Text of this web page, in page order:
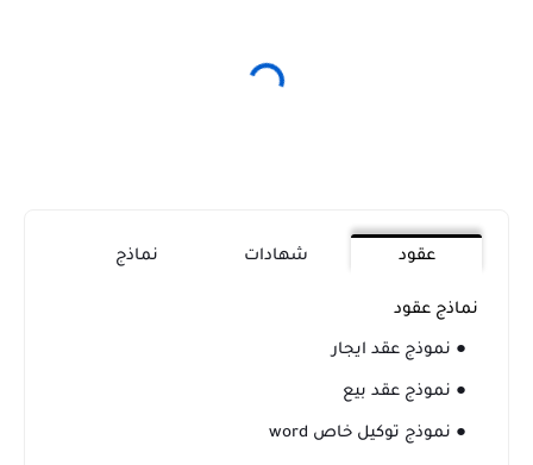
عقود شهادات نماذج
نماذج عقود
● نموذج عقد ايجار
● نموذج عقد بيع
● نموذج توكيل خاص word